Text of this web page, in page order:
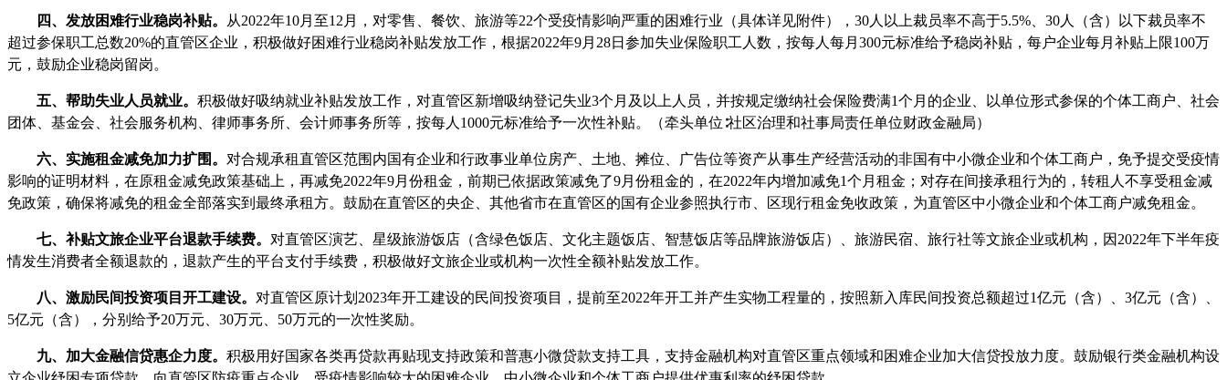
四、发放困难行业稳岗补贴。 从2022年10月至12月，对零售、餐饮、旅游等22个受疫情影响严重的困难行业（具体详见附件），30人以上裁员率不高于5.5%、30人（含）以下裁员率不
超过参保职工总数20%的直管区企业，积极做好困难行业稳岗补贴发放工作，根据2022年9月28日参加失业保险职工人数，按每人每月300元标准给予稳岗补贴，每户企业每月补贴上限100万
元，鼓励企业稳岗留岗。
五、帮助失业人员就业。 积极做好吸纳就业补贴发放工作，对直管区新增吸纳登记失业3个月及以上人员，并按规定缴纳社会保险费满1个月的企业、以单位形式参保的个体工商户、社会
团体、基金会、社会服务机构、律师事务所、会计师事务所等，按每人1000元标准给予一次性补贴。（牵头单位∶社区治理和社事局责任单位财政金融局）
六、实施租金减免加力扩围。 对合规承租直管区范围内国有企业和行政事业单位房产、土地、摊位、广告位等资产从事生产经营活动的非国有中小微企业和个体工商户，免予提交受疫情
影响的证明材料，在原租金减免政策基础上，再减免2022年9月份租金，前期已依据政策减免了9月份租金的，在2022年内增加减免1个月租金；对存在间接承租行为的，转租人不享受租金减
免政策，确保将减免的租金全部落实到最终承租方。鼓励在直管区的央企、其他省市在直管区的国有企业参照执行市、区现行租金免收政策，为直管区中小微企业和个体工商户减免租金。
七、补贴文旅企业平台退款手续费。 对直管区演艺、星级旅游饭店（含绿色饭店、文化主题饭店、智慧饭店等品牌旅游饭店）、旅游民宿、旅行社等文旅企业或机构，因 2022年下半年疫
情发生消费者全额退款的，退款产生的平台支付手续费，积极做好文旅企业或机构一次性全额补贴发放工作。
八、激励民间投资项目开工建设。 对直管区原计划 2023年开工建设的民间投资项目，提前至2022年开工并产生实物工程量的，按照新入库民间投资总额超过1亿元（含）、3亿元（含）、
5亿元（含），分别给予20万元、30万元、50万元的一次性奖励。
九、加大金融信贷惠企力度。 积极用好国家各类再贷款再贴现支持政策和普惠小微贷款支持工具，支持金融机构对直管区重点领域和困难企业加大信贷投放力度。鼓励银行类金融机构设